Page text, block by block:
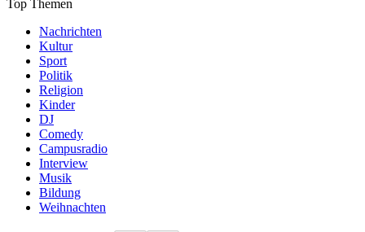
Top Themen
Nachrichten
Kultur
Sport
Politik
Religion
Kinder
DJ
Comedy
Campusradio
Interview
Musik
Bildung
Weihnachten